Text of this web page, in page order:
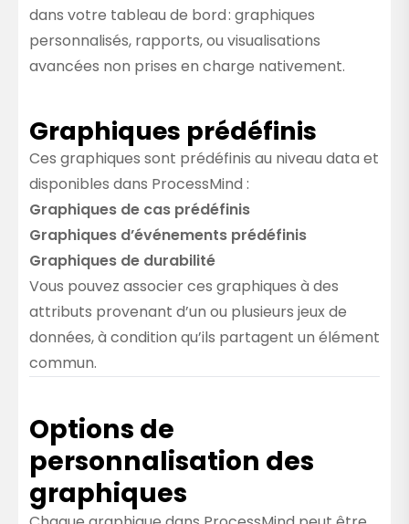
dans votre tableau de bord : graphiques
personnalisés, rapports, ou visualisations
avancées non prises en charge nativement.
Graphiques prédéfinis
Ces graphiques sont prédéfinis au niveau data et
disponibles dans ProcessMind :
Graphiques de cas prédéfinis
Graphiques d’événements prédéfinis
Graphiques de durabilité
Vous pouvez associer ces graphiques à des
attributs provenant d’un ou plusieurs jeux de
données, à condition qu’ils partagent un élément
commun.
Options de
personnalisation des
graphiques